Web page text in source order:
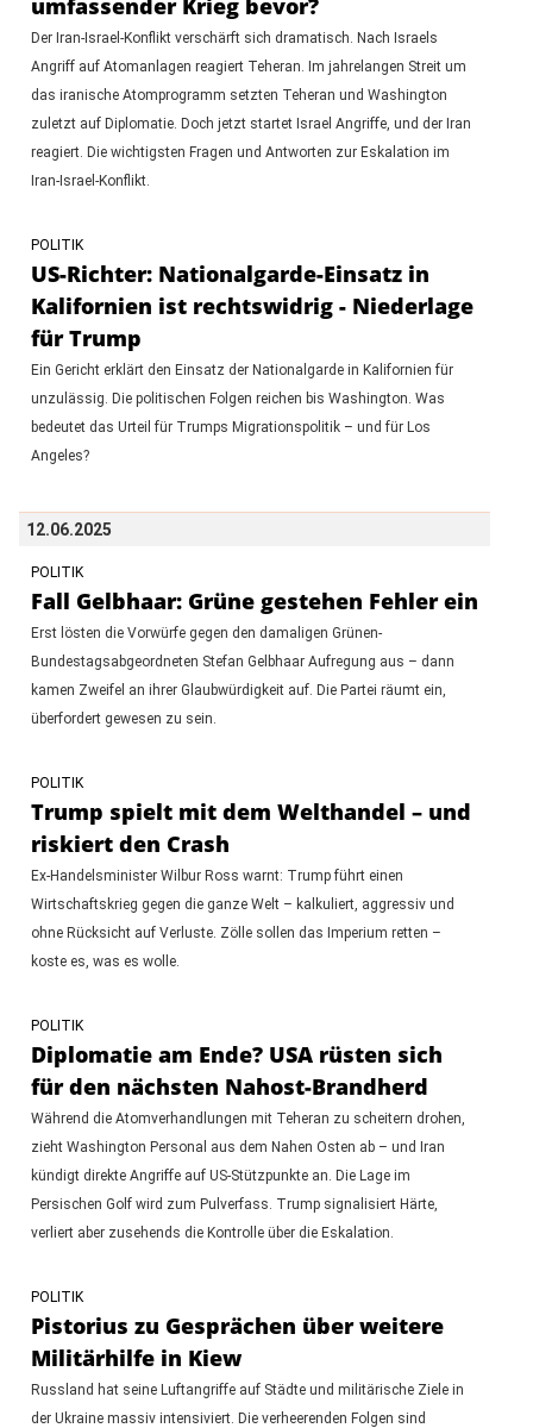
umfassender Krieg bevor?
Der Iran-Israel-Konflikt verschärft sich dramatisch. Nach Israels
Angriff auf Atomanlagen reagiert Teheran. Im jahrelangen Streit um
das iranische Atomprogramm setzten Teheran und Washington
zuletzt auf Diplomatie. Doch jetzt startet Israel Angriffe, und der Iran
reagiert. Die wichtigsten Fragen und Antworten zur Eskalation im
Iran-Israel-Konflikt.
POLITIK
US-Richter: Nationalgarde-Einsatz in
Kalifornien ist rechtswidrig - Niederlage
für Trump
Ein Gericht erklärt den Einsatz der Nationalgarde in Kalifornien für
unzulässig. Die politischen Folgen reichen bis Washington. Was
bedeutet das Urteil für Trumps Migrationspolitik – und für Los
Angeles?
12.06.2025
POLITIK
Fall Gelbhaar: Grüne gestehen Fehler ein
Erst lösten die Vorwürfe gegen den damaligen Grünen-
Bundestagsabgeordneten Stefan Gelbhaar Aufregung aus – dann
kamen Zweifel an ihrer Glaubwürdigkeit auf. Die Partei räumt ein,
überfordert gewesen zu sein.
POLITIK
Trump spielt mit dem Welthandel – und
riskiert den Crash
Ex-Handelsminister Wilbur Ross warnt: Trump führt einen
Wirtschaftskrieg gegen die ganze Welt – kalkuliert, aggressiv und
ohne Rücksicht auf Verluste. Zölle sollen das Imperium retten –
koste es, was es wolle.
POLITIK
Diplomatie am Ende? USA rüsten sich
für den nächsten Nahost-Brandherd
Während die Atomverhandlungen mit Teheran zu scheitern drohen,
zieht Washington Personal aus dem Nahen Osten ab – und Iran
kündigt direkte Angriffe auf US-Stützpunkte an. Die Lage im
Persischen Golf wird zum Pulverfass. Trump signalisiert Härte,
verliert aber zusehends die Kontrolle über die Eskalation.
POLITIK
Pistorius zu Gesprächen über weitere
Militärhilfe in Kiew
Russland hat seine Luftangriffe auf Städte und militärische Ziele in
der Ukraine massiv intensiviert. Die verheerenden Folgen sind